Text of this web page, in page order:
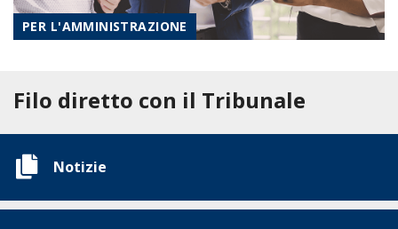
PER L'AMMINISTRAZIONE
Filo diretto con il Tribunale
Notizie